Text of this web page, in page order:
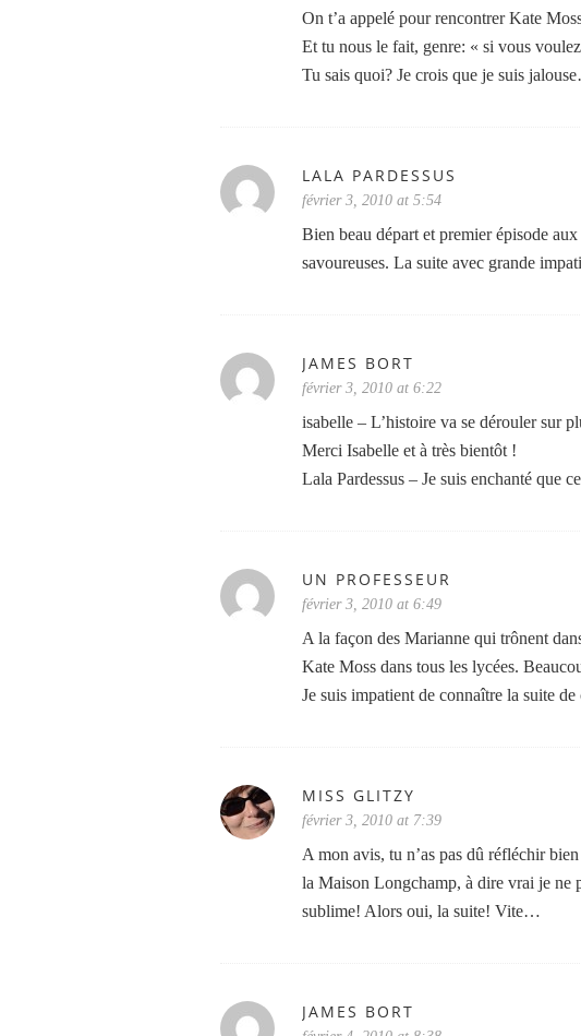
On t’a appelé pour rencontrer Kate
Et tu nous le fait, genre: « si vous
Tu sais quoi? Je crois que je suis
LALA PARDESSUS
février 3, 2010 at 5:54
Bien beau départ et premier épisode
savoureuses. La suite avec grande
JAMES BORT
février 3, 2010 at 6:22
isabelle – L’histoire va se dérouler sur
Merci Isabelle et à très bientôt !
Lala Pardessus – Je suis enchanté que
UN PROFESSEUR
février 3, 2010 at 6:49
A la façon des Marianne qui trônent
Kate Moss dans tous les lycées.
Je suis impatient de connaître la suite
MISS GLITZY
février 3, 2010 at 7:39
A mon avis, tu n’as pas dû réfléchir
la Maison Longchamp, à dire vrai je ne
sublime! Alors oui, la suite! Vite…
JAMES BORT